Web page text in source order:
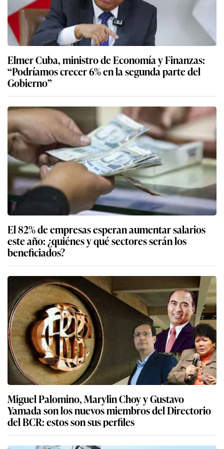
Elmer Cuba, ministro de Economía y Finanzas:
“Podríamos crecer 6% en la segunda parte del
Gobierno”
El 82% de empresas esperan aumentar salarios
este año: ¿quiénes y qué sectores serán los
beneficiados?
Miguel Palomino, Marylin Choy y Gustavo
Yamada son los nuevos miembros del Directorio
del BCR: estos son sus perfiles